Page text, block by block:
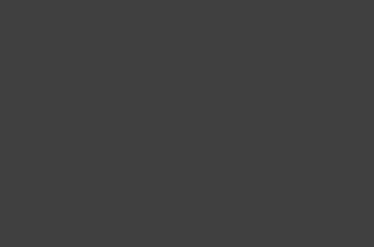
'Azurika'?
mei. Na de bloei mogen
uit geplukt worden,
in de border